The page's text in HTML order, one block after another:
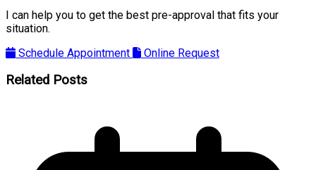
I can help you to get the best pre-approval that fits your
situation.
Schedule Appointment
Online Request
Related Posts